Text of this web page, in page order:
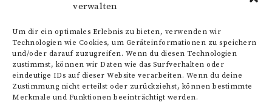
verwalten
Um dir ein optimales Erlebnis zu bieten, verwenden wir
Technologien wie Cookies, um Geräteinformationen zu speichern
und/oder darauf zuzugreifen. Wenn du diesen Technologien
zustimmst, können wir Daten wie das Surfverhalten oder
eindeutige IDs auf dieser Website verarbeiten. Wenn du deine
Zustimmung nicht erteilst oder zurückziehst, können bestimmte
Merkmale und Funktionen beeinträchtigt werden.
Histidin Mangel Methionin Wirkung
Alle Schlagwörter